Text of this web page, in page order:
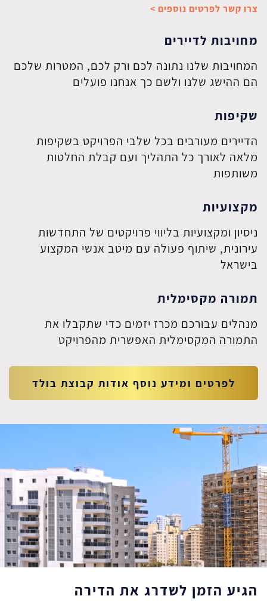
צרו קשר לפרטים נוספים >
מחויבות לדיירים
המחויבות שלנו נתונה לכם ורק לכם, המטרות שלכם
הם ההישג שלנו ולשם כך אנחנו פועלים
שקיפות
הדיירים מעורבים בכל שלבי הפרויקט בשקיפות
מלאה לאורך כל התהליך ועם קבלת החלטות
משותפות
מקצועיות
ניסיון ומקצועיות בליווי פרויקטים של התחדשות
עירונית, שיתוף פעולה עם מיטב אנשי המקצוע
בישראל
תמורה מקסימלית
מנהלים עבורכם מכרז יזמים כדי שתקבלו את
התמורה המקסימלית האפשרית מהפרויקט
לפרטים ומידע נוסף אודות קבוצת בולד
הגיע הזמן לשדרג את הדירה